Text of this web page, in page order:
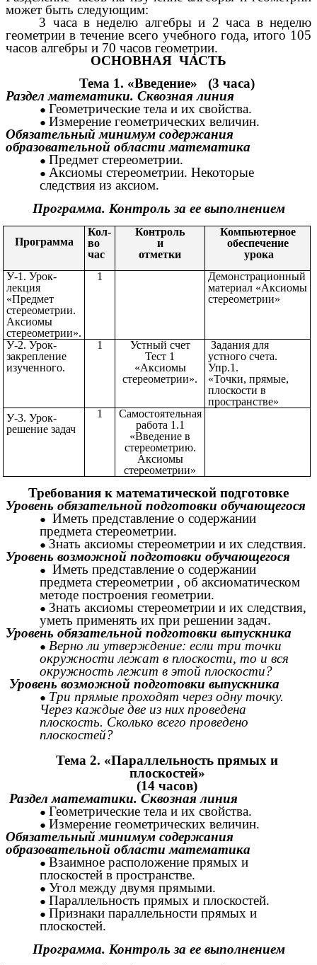
может быть следующим:
3 часа в неделю алгебры и 2 часа в неделю
геометрии в течение всего учебного года, итого 105
часов алгебры и 70 часов геометрии.
ОСНОВНАЯ ЧАСТЬ
Тема 1. «Введение» (3 часа)
Раздел математики. Сквозная линия
Геометрические тела и их свойства.
Измерение геометрических величин.
Обязательный минимум содержания
образовательной области математика
Предмет стереометрии.
Аксиомы стереометрии. Некоторые
следствия из аксиом.
Программа. Контроль за ее выполнением
Программа
Кол-
во
час
Контроль
и
отметки
Компьютерное
обеспечение
урока
У-1. Урок-
лекция
«Предмет
стереометрии.
Аксиомы
стереометрии».
1
Демонстрационный
материал «Аксиомы
стереометрии»
У-2. Урок-
закрепление
изученного.
1
Устный счет
Тест 1
«Аксиомы
стереометрии».
Задания для
устного счета.
Упр.1.
«Точки, прямые,
плоскости в
пространстве»
У-3. Урок-
решение задач
1
Самостоятельная
работа 1.1
«Введение в
стереометрию.
Аксиомы
стереометрии»
Требования к математической подготовке
Уровень обязательной подготовки обучающегося
Иметь представление о содержании
предмета стереометрии.
Знать аксиомы стереометрии и их следствия.
Уровень возможной подготовки обучающегося
Иметь представление о содержании
предмета стереометрии , об аксиоматическом
методе построения геометрии.
Знать аксиомы стереометрии и их следствия,
уметь применять их при решении задач.
Уровень обязательной подготовки выпускника
Верно ли утверждение: если три точки
окружности лежат в плоскости, то и вся
окружность лежит в этой плоскости?
Уровень возможной подготовки выпускника
Три прямые проходят через одну точку.
Через каждые две из них проведена
плоскость. Сколько всего проведено
плоскостей?
Тема 2. «Параллельность прямых и
плоскостей»
(14 часов)
Раздел математики. Сквозная линия
Геометрические тела и их свойства.
Измерение геометрических величин.
Обязательный минимум содержания
образовательной области математика
Взаимное расположение прямых и
плоскостей в пространстве.
Угол между двумя прямыми.
Параллельность прямых и плоскостей.
Признаки параллельности прямых и
плоскостей.
Программа. Контроль за ее выполнением